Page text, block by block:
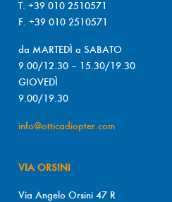
T. +39 010 2510571
F. +39 010 2510571
da MARTEDÌ a SABATO
9.00/12.30 – 15.30/19.30
GIOVEDÌ
9.00/19.30
info@otticadiopter.com
VIA ORSINI
Via Angelo Orsini 47 R